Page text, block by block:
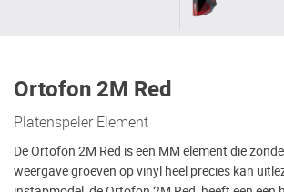
Ortofon 2M Red
Platenspeler Element
De Ortofon 2M Red is een MM element die
weergave groeven op vinyl heel precies kan